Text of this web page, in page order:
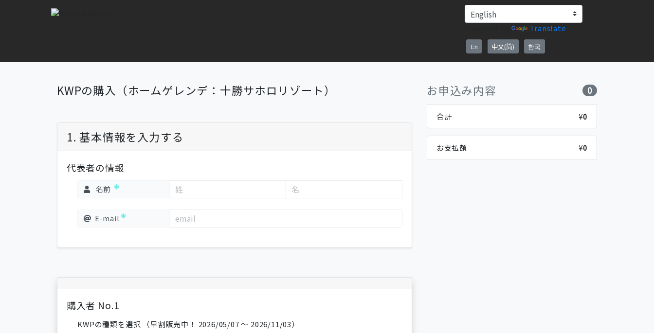
Powered by Translate
お申込み内容 0
合計 ¥0
お支払額 ¥0
KWPの購入（ホームゲレンデ：十勝サホロリゾート）
1. 基本情報を入力する
代表者の情報
名前
E-mail
購入者 No.1
KWPの種類を選択
（早割販売中！ 2026/05/07 〜 2026/11/03）